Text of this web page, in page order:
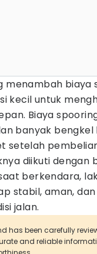
menambah biaya
kecil untuk
Biaya
banyak bengkel
setelah
diikuti dengan
berkendara,
stabil, aman,
jalan.
has been carefully
and reliable